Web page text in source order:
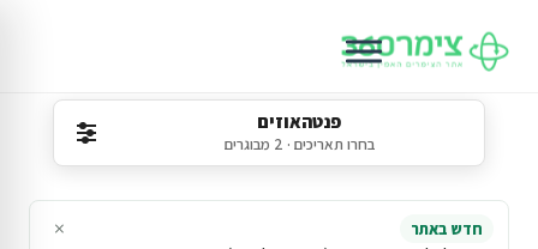
פנטהאוזים
בחרו תאריכים · 2 מבוגרים
חדש באתר ×